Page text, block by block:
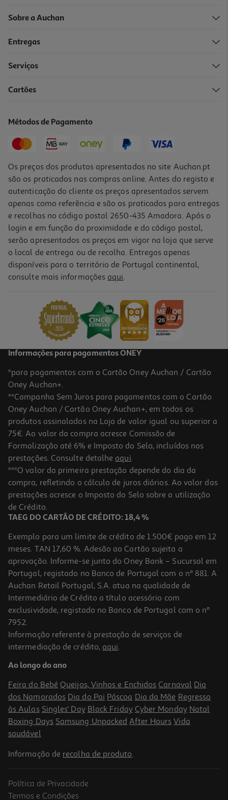
-10%
29,90 € PVP de editor
-10%
Livro Catarina De Bragança De Susan Abernethy
PVP de editor
18,45 €
-10%
Livro O Uso Da Fotografia
15.98 €/un
17,75 € PVP de editor
15,98 €
Sobre a Auchan
Entregas
Serviços
Cartões
Métodos de Pagamento
Os preços dos produtos apresentados no site Auchan.pt
são os praticados nas compras online. Antes do registo e
autenticação do cliente os preços apresentados servem
apenas como referência e são os praticados para entregas
e recolhas no código postal 2650-435 Amadora. Após o
login e em função da proximidade e do código postal,
serão apresentados os preços em vigor na loja que serve
o local de entrega ou de recolha. Entregas apenas
disponíveis para o território de Portugal continental,
consulte mais informações aqui.
Informações para pagamentos ONEY
*para pagamentos com o Cartão Oney Auchan / Cartão
Oney Auchan+.
**Campanha Sem Juros para pagamentos com o Cartão
Oney Auchan / Cartão Oney Auchan+, em todos os
produtos assinalados na Loja de valor igual ou superior a
75€. Ao valor da compra acresce Comissão de
Formalização até 6% e Imposto do Selo, incluídos nas
prestações. Consulte detalhe aqui.
***O valor da primeira prestação depende do dia da
compra, refletindo o cálculo de juros diários. Ao valor das
prestações acresce o Imposto do Selo sobre a utilização
de Crédito.
TAEG DO CARTÃO DE CRÉDITO: 18,4 %
Exemplo para um limite de crédito de 1.500€ pago em 12
meses. TAN 17,60 %. Adesão ao Cartão sujeita a
aprovação. Informe-se junto do Oney Bank – Sucursal em
Portugal, registado no Banco de Portugal com o nº 881. A
Auchan Retail Portugal, S.A. atua na qualidade de
Intermediário de Crédito a título acessório com
exclusividade, registado no Banco de Portugal com o nº
7952.
Informação referente à prestação de serviços de
intermediação de crédito, aqui.
Ao longo do ano
Feira do Bebé Queijos, Vinhos e Enchidos Carnaval Dia
dos Namorados Dia do Pai Páscoa Dia da Mãe Regresso
às Aulas Singles' Day Black Friday Cyber Monday Natal
Boxing Days Samsung Unpacked After Hours Vida
saudável
Informação de recolha de produto.
Política de Privacidade
Termos e Condições